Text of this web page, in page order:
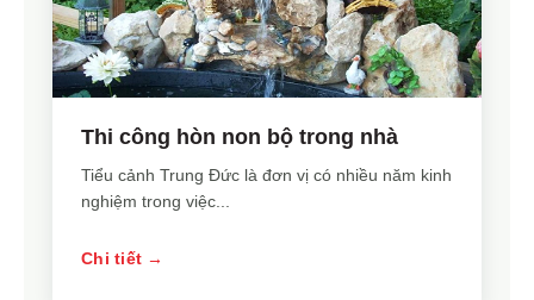
Thi công hòn non bộ trong nhà
Tiểu cảnh Trung Đức là đơn vị có nhiều năm kinh
nghiệm trong việc...
Chi tiết →